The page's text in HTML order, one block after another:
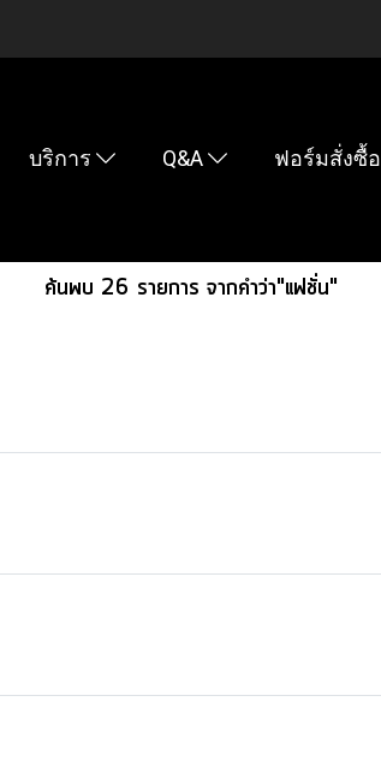
บริการ Q&A ฟอร์มสั่งซื้อ
ค้นพบ 26 รายการ จากคำว่า"แฟชั่น"